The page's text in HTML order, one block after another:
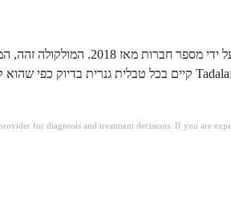
for diagnosis and treatment decisions. If you are